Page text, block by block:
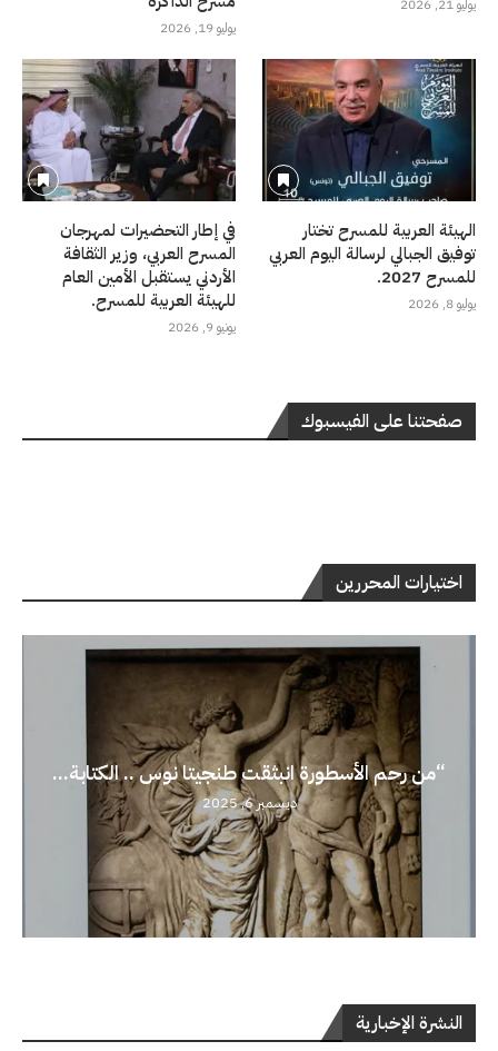
يوليو 21, 2026
يوليو 19, 2026
الهيئة العربية للمسرح تختار
توفيق الجبالي لرسالة اليوم العربي
للمسرح 2027.
يوليو 8, 2026
في إطار التحضيرات لمهرجان
المسرح العربي، وزير الثقافة
الأردني يستقبل الأمين العام
للهيئة العربية للمسرح.
يونيو 9, 2026
صفحتنا على الفيسبوك
اختيارات المحررين
“من رحم الأسطورة انبثقت طنجيتا نوس .. الكتابة...
ديسمبر 6, 2025
النشرة الإخبارية